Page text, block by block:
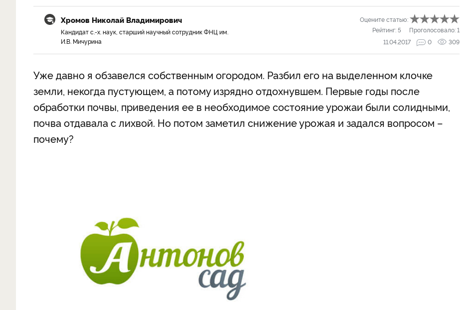
Хромов Николай Владимирович
Кандидат с.-х. наук, старший научный сотрудник ФНЦ им.
И.В. Мичурина
Оцените статью:
Рейтинг:5 Проголосовало:1
11.04.2017
0 309
Уже давно я обзавелся собственным огородом. Разбил его на выделенном клочке
земли, некогда пустующем, а потому изрядно отдохнувшем. Первые годы после
обработки почвы, приведения ее в необходимое состояние урожаи были солидными,
почва отдавала с лихвой. Но потом заметил снижение урожая и задался вопросом –
почему?